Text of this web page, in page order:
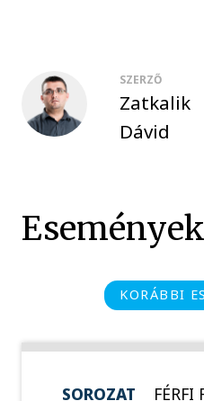
SZERZŐ
Zatkalik
Dávid
Események
KORÁBBI
SOROZAT FÉRFI